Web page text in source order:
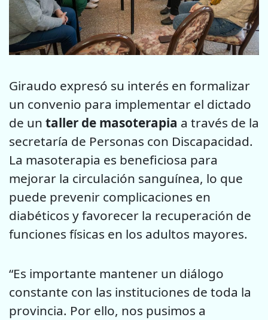
Giraudo expresó su interés en formalizar
un convenio para implementar el dictado
de un taller de masoterapia a través de la
secretaría de Personas con Discapacidad.
La masoterapia es beneficiosa para
mejorar la circulación sanguínea, lo que
puede prevenir complicaciones en
diabéticos y favorecer la recuperación de
funciones físicas en los adultos mayores.
“Es importante mantener un diálogo
constante con las instituciones de toda la
provincia. Por ello, nos pusimos a